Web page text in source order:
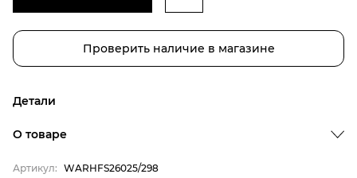
Проверить наличие в магазине
Детали
О товаре
Артикул: WARHFS26025/298